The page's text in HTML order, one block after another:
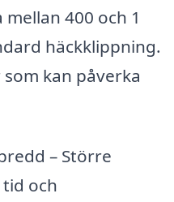
400 och 1
häckklippning.
kan påverka
– Större
och